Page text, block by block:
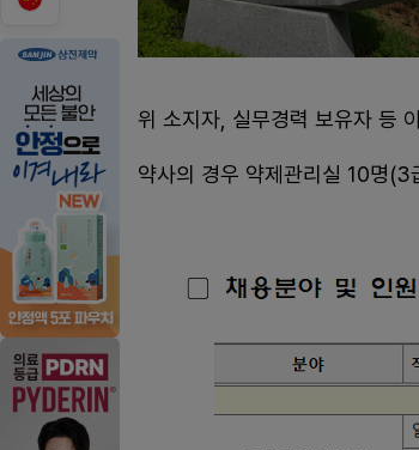
위 소지자, 실무경력 보유자 등
약사의 경우 약제관리실 10명